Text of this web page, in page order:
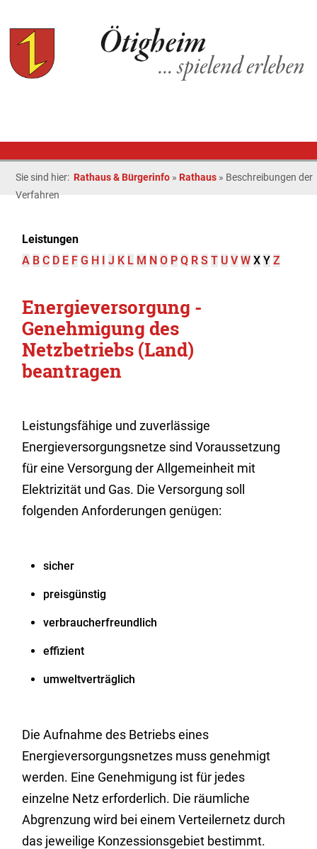
Sie sind hier: Rathaus & Bürgerinfo » Rathaus » Beschreibungen der
Verfahren
Leistungen
A B C D E F G H I J K L M N O P Q R S T U V W X Y Z
Energieversorgung -
Genehmigung des
Netzbetriebs (Land)
beantragen
Leistungsfähige und zuverlässige
Energieversorgungsnetze sind Voraussetzung
für eine Versorgung der Allgemeinheit mit
Elektrizität und Gas. Die Versorgung soll
folgenden Anforderungen genügen:
sicher
preisgünstig
verbraucherfreundlich
effizient
umweltverträglich
Die Aufnahme des Betriebs eines
Energieversorgungsnetzes muss genehmigt
werden. Eine Genehmigung ist für jedes
einzelne Netz erforderlich. Die räumliche
Abgrenzung wird bei einem Verteilernetz durch
das jeweilige Konzessionsgebiet bestimmt.